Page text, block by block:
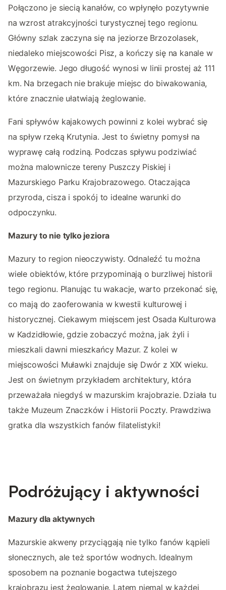
Połączono je siecią kanałów, co wpłynęło pozytywnie
na wzrost atrakcyjności turystycznej tego regionu.
Główny szlak zaczyna się na jeziorze Brzozolasek,
niedaleko miejscowości Pisz, a kończy się na kanale w
Węgorzewie. Jego długość wynosi w linii prostej aż 111
km. Na brzegach nie brakuje miejsc do biwakowania,
które znacznie ułatwiają żeglowanie.
Fani spływów kajakowych powinni z kolei wybrać się
na spływ rzeką Krutynia. Jest to świetny pomysł na
wyprawę całą rodziną. Podczas spływu podziwiać
można malownicze tereny Puszczy Piskiej i
Mazurskiego Parku Krajobrazowego. Otaczająca
przyroda, cisza i spokój to idealne warunki do
odpoczynku.
Mazury to nie tylko jeziora
Mazury to region nieoczywisty. Odnaleźć tu można
wiele obiektów, które przypominają o burzliwej historii
tego regionu. Planując tu wakacje, warto przekonać się,
co mają do zaoferowania w kwestii kulturowej i
historycznej. Ciekawym miejscem jest Osada Kulturowa
w Kadzidłowie, gdzie zobaczyć można, jak żyli i
mieszkali dawni mieszkańcy Mazur. Z kolei w
miejscowości Muławki znajduje się Dwór z XIX wieku.
Jest on świetnym przykładem architektury, która
przeważała niegdyś w mazurskim krajobrazie. Działa tu
także Muzeum Znaczków i Historii Poczty. Prawdziwa
gratka dla wszystkich fanów filatelistyki!
Podróżujący i aktywności
Mazury dla aktywnych
Mazurskie akweny przyciągają nie tylko fanów kąpieli
słonecznych, ale też sportów wodnych. Idealnym
sposobem na poznanie bogactwa tutejszego
krajobrazu jest żeglowanie. Latem niemal w każdej